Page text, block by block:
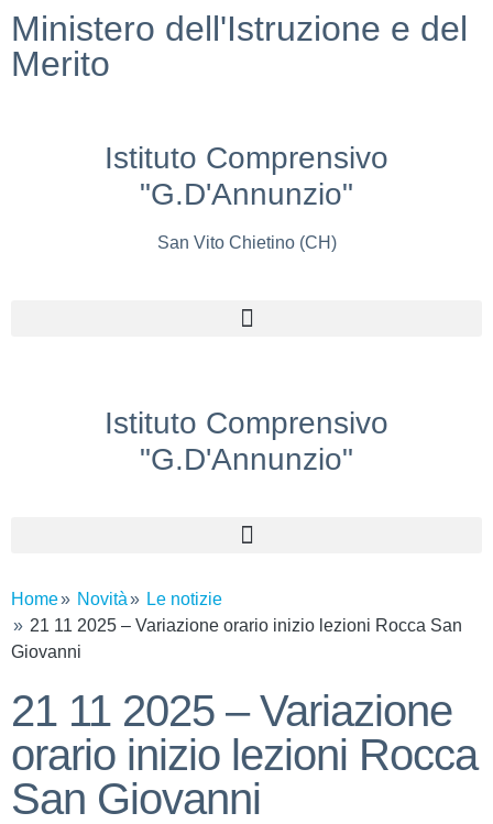
Ministero dell'Istruzione e del
Merito
Istituto Comprensivo
"G.D'Annunzio"
San Vito Chietino (CH)
Istituto Comprensivo
"G.D'Annunzio"
Home Novità
Le notizie
21 11 2025 – Variazione orario inizio lezioni Rocca San
Giovanni
21 11 2025 – Variazione
orario inizio lezioni Rocca
San Giovanni